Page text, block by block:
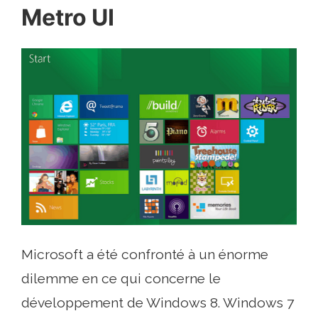
Metro UI
Microsoft a été confronté à un énorme
dilemme en ce qui concerne le
développement de Windows 8. Windows 7